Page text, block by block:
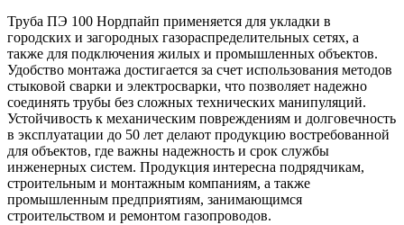
Труба ПЭ 100 Нордпайп применяется для укладки в
городских и загородных газораспределительных сетях, а
также для подключения жилых и промышленных объектов.
Удобство монтажа достигается за счет использования методов
стыковой сварки и электросварки, что позволяет надежно
соединять трубы без сложных технических манипуляций.
Устойчивость к механическим повреждениям и долговечность
в эксплуатации до 50 лет делают продукцию востребованной
для объектов, где важны надежность и срок службы
инженерных систем. Продукция интересна подрядчикам,
строительным и монтажным компаниям, а также
промышленным предприятиям, занимающимся
строительством и ремонтом газопроводов.